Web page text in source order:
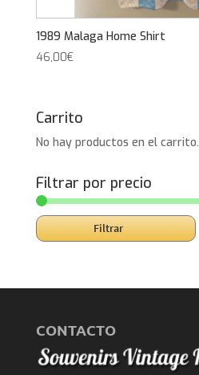
1989 Malaga Home Shirt
46,00€
Carrito
No hay productos en el carrito.
Filtrar por precio
Filtrar
CONTACTO